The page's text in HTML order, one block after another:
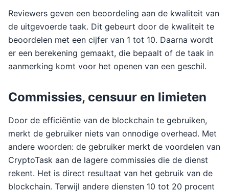
Reviewers geven een beoordeling aan de kwaliteit van
de uitgevoerde taak. Dit gebeurt door de kwaliteit te
beoordelen met een cijfer van 1 tot 10. Daarna wordt
er een berekening gemaakt, die bepaalt of de taak in
aanmerking komt voor het openen van een geschil.
Commissies, censuur en limieten
Door de efficiëntie van de blockchain te gebruiken,
merkt de gebruiker niets van onnodige overhead. Met
andere woorden: de gebruiker merkt de voordelen van
CryptoTask aan de lagere commissies die de dienst
rekent. Het is direct resultaat van het gebruik van de
blockchain. Terwijl andere diensten 10 tot 20 procent